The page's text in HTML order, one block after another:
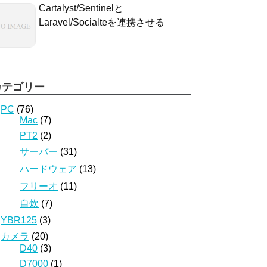
Cartalyst/Sentinelと
Laravel/Socialteを連携させる
テゴリー
PC (76)
Mac (7)
PT2 (2)
サーバー (31)
ハードウェア (13)
フリーオ (11)
自炊 (7)
YBR125 (3)
カメラ (20)
D40 (3)
D7000 (1)